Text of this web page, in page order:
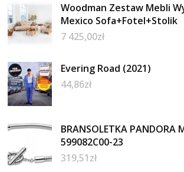
Woodman Zestaw Mebli
Mexico Sofa+Fotel+Stolik
7 425,00zł
Evering Road (2021)
44,86zł
BRANSOLETKA PANDORA
599082C00-23
319,51zł